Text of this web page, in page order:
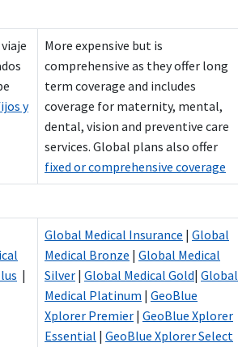
y
More expensive but is
comprehensive as they offer long
term coverage and includes
coverage for maternity, mental,
dental, vision and preventive care
services. Global plans also offer
fixed or comprehensive coverage
|
Global Medical Insurance | Global
Medical Bronze | Global Medical
Silver | Global Medical Gold| Global
Medical Platinum | GeoBlue
Xplorer Premier | GeoBlue Xplorer
Essential | GeoBlue Xplorer Select